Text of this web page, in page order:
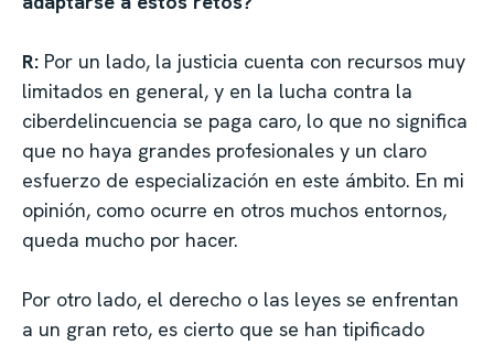
R: Por un lado, la justicia cuenta con recursos muy
limitados en general, y en la lucha contra la
ciberdelincuencia se paga caro, lo que no significa
que no haya grandes profesionales y un claro
esfuerzo de especialización en este ámbito. En mi
opinión, como ocurre en otros muchos entornos,
queda mucho por hacer.
Por otro lado, el derecho o las leyes se enfrentan
a un gran reto, es cierto que se han tipificado